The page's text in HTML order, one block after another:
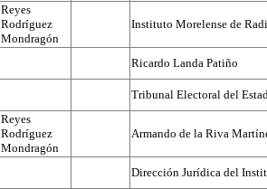
Reyes
Rodríguez
Mondragón
Instituto Morelense de
Ricardo Landa Patiño
Tribunal Electoral del
Reyes
Rodríguez
Mondragón
Armando de la Riva
Dirección Jurídica del